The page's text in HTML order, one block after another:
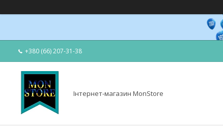
+380 (66) 207-31-38
Інтернет-магазин MonStore